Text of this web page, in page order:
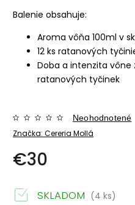
Balenie obsahuje:
Aroma vôňa 100ml v
12 ks ratanových
Doba a intenzita
ratanových tyčinek
Značka: Cereria Mollá
Neohodnotené
€30
SKLADOM (4 ks)